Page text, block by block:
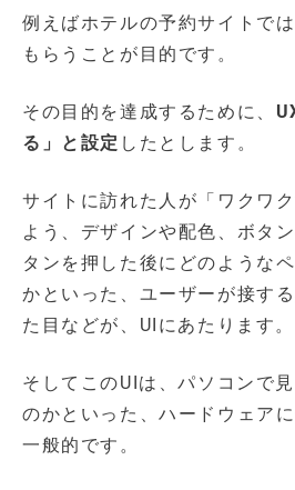
例えばホテルの予約サイトで
もらうことが目的です。
その目的を達成するために、
る」と設定 したとします。
サイトに訪れた人が「ワクワ
よう、デザインや配色、ボタ
タンを押した後にどのような
かといった、ユーザーが接す
た目などが、UIにあたります。
そしてこのUIは、パソコンで
のかといった、ハードウェア
一般的です。